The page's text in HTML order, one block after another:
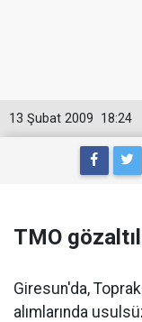
18:24
13 Şubat 2009
TMO
Giresun'da,
alımlarında